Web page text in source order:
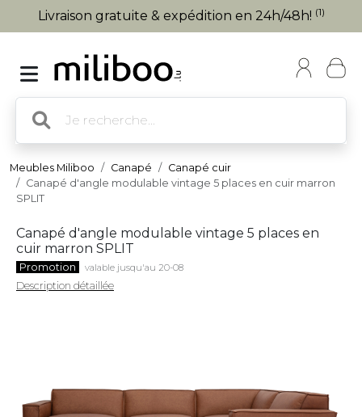
Livraison gratuite & expédition en 24h/48h! (1)
Meubles Miliboo Canapé
Canapé cuir
Canapé d'angle modulable vintage 5 places en cuir marron
SPLIT
Canapé d'angle modulable vintage 5 places en
cuir marron SPLIT
Promotion valable jusqu'au 20-08
Description détaillée